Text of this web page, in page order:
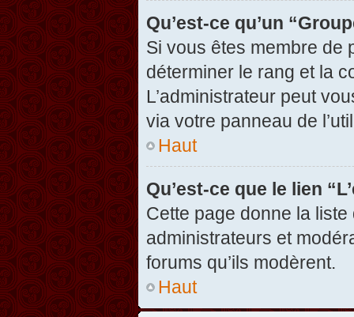
Qu’est-ce qu’un
Si vous êtes membre de
déterminer le rang et la
L’administrateur peut
via votre panneau de
Haut
Qu’est-ce que le lien
Cette page donne la
administrateurs et
forums qu’ils modèrent.
Haut